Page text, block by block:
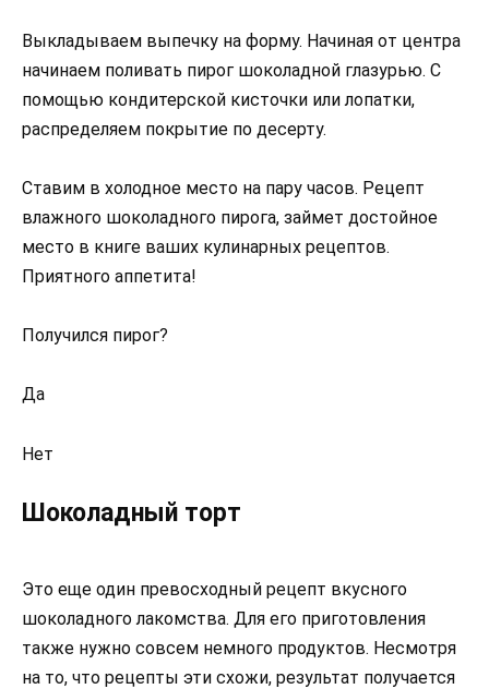
Выкладываем выпечку на форму. Начиная от центра
начинаем поливать пирог шоколадной глазурью. С
помощью кондитерской кисточки или лопатки,
распределяем покрытие по десерту.
Ставим в холодное место на пару часов. Рецепт
влажного шоколадного пирога, займет достойное
место в книге ваших кулинарных рецептов.
Приятного аппетита!
Получился пирог?
Да
Нет
Шоколадный торт
Это еще один превосходный рецепт вкусного
шоколадного лакомства. Для его приготовления
также нужно совсем немного продуктов. Несмотря
на то, что рецепты эти схожи, результат получается